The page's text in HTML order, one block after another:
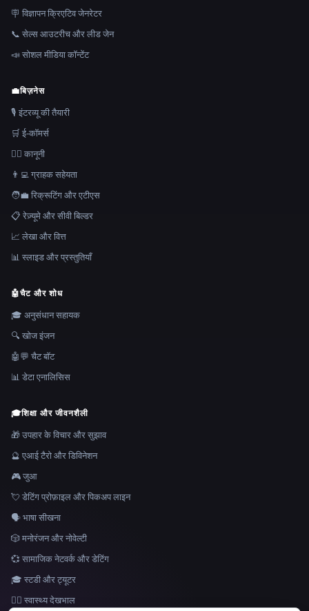
भाषा
🪧 विज्ञापन क्रिएटिव जेनरेटर
📞 सेल्स आउटरीच और लीड जेन
📣 सोशल मीडिया कॉन्टेंट
💼बिज़नेस
🎙️ इंटरव्यू की तैयारी
🛒 ई-कॉमर्स
👩‍⚖️ कानूनी
👨‍💻 ग्राहक सहेयता
🧑‍💼 रिक्रूटिंग और एटीएस
📋 रेज़्यूमे और सीवी बिल्डर
📈 लेखा और वित्त
📊 स्लाइड और प्रस्तुतियाँ
🤖चैट और शोध
🎓 अनुसंधान सहायक
🔍 खोज इंजन
🤖💬 चैट बॉट
📊 डेटा एनालिसिस
🎓शिक्षा और जीवनशैली
🎁 उपहार के विचार और सुझाव
🔮 एआई टैरो और डिविनेशन
🎮 जुआ
💘 डेटिंग प्रोफ़ाइल और पिकअप लाइन
🗣️ भाषा सीखना
🎲 मनोरंजन और नोवेल्टी
💞 सामाजिक नेटवर्क और डेटिंग
🎓 स्टडी और ट्यूटर
👩‍⚕️ स्वास्थ्य देखभाल